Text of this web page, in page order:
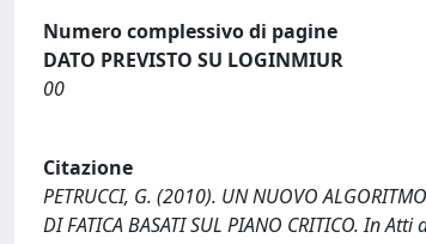
Numero complessivo di pagine
DATO PREVISTO SU LOGINMIUR
00
Citazione
PETRUCCI, G. (2010). UN NUOVO
DI FATICA BASATI SUL PIANO CRITICO. In